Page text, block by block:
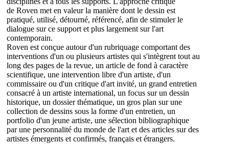
de Roven met en valeur la manière dont le dessin est
pratiqué, utilisé, détourné, référencé, afin de stimuler le
dialogue sur ce support et plus largement sur l'art
contemporain.
Roven est conçue autour d'un rubriquage comportant des
interventions d'un ou plusieurs artistes qui s'intègrent tout au
long des pages de la revue, un article de fond à caractère
scientifique, une intervention libre d'un artiste, d'un
commissaire ou d'un critique d'art invité, un grand entretien
consacré à un artiste international, un focus sur un dessin
historique, un dossier thématique, un gros plan sur une
collection de dessins sous la forme d'un entretien, un
portfolio d'un jeune artiste, une sélection bibliographique
par une personnalité du monde de l'art et des articles sur des
artistes émergents et confirmés, français et étrangers.